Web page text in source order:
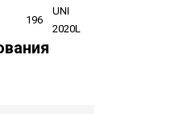
196
UNI
2020L